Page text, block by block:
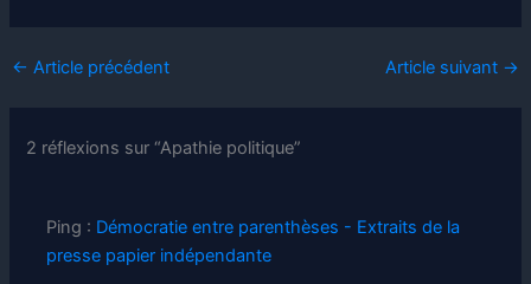
← Article précédent Article suivant →
2 réflexions sur “Apathie politique”
Ping : Démocratie entre parenthèses - Extraits de la
presse papier indépendante